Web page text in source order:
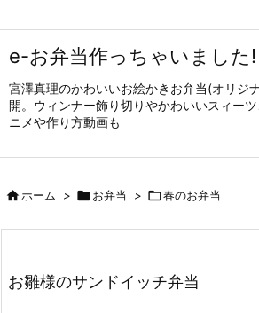
e-お弁当作っちゃいました!
宮澤真理のかわいいお絵かきお弁当(オリジ
開。ウィンナー飾り切りやかわいいスィー
ニメや作り方動画も
ホーム > お弁当 > 春のお弁当
お雛様のサンドイッチ弁当